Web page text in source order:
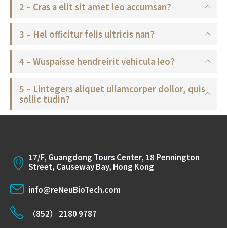
2 – Cras a elit sit amet leo accumsan?
3 – Hel officitur felis ultricis nan?
4 – Wuspaisse hendreirit vehicula leo?
5 – Lintegers aliquet ullamcorper dollor, quis
sollic tudin?
17/F, Guangdong Tours Center, 18 Pennington
Street, Causeway Bay, Hong Kong
info@reNeuBioTech.com
（852） 2180 9787